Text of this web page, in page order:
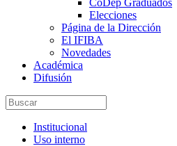
CoDep Graduados
Elecciones
Página de la Dirección
El IFIBA
Novedades
Académica
Difusión
Institucional
Uso interno